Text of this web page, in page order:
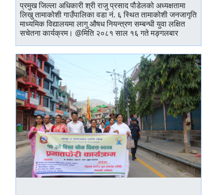
प्रमुख जिल्ला अधिकारी श्री राजु प्रसाद पौडेलको अध्यक्षतामा
लिखु तामाकोशी गाउँपालिका वडा नं. ६ स्थित तामाकोशी जनजागृति
माध्यमिक विद्यालयमा लागु औषध नियन्त्रण सम्बन्धी युवा लक्षित
सचेतना कार्यक्रम। @मिति २०८१ साल १६ गते मङ्गलबार